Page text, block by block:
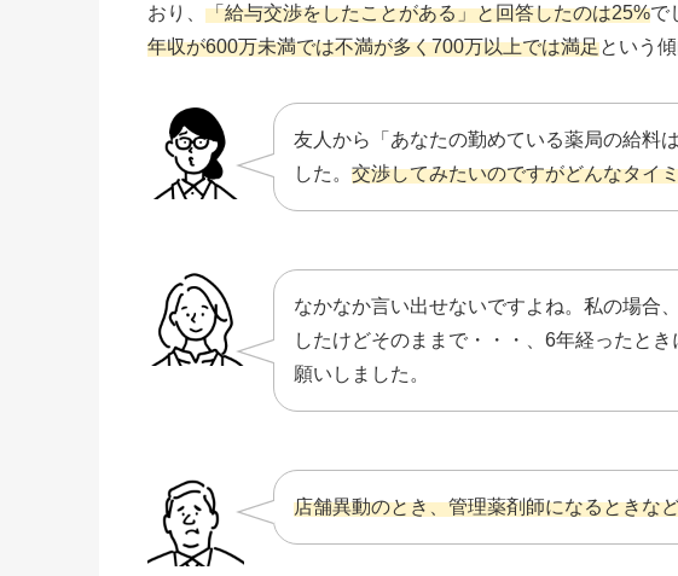
おり、 「給与交渉をしたことがある」と回答したのは25%で
年収が600万未満では不満が多く700万以上では満足という
友人から「あなたの勤めている薬局の給料
した。 交渉してみたいのですがどんなタイ
なかなか言い出せないですよね。私の場合
したけどそのままで・・・、6年経ったと
願いしました。
店舗異動のとき、管理薬剤師になるときな